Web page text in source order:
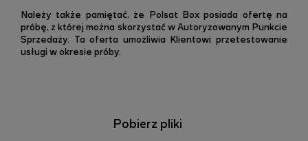
Należy także pamiętać, że Polsat Box posiada ofertę na
próbę, z której można skorzystać w Autoryzowanym Punkcie
Sprzedaży. Ta oferta umożliwia Klientowi przetestowanie
usługi w okresie próby.
Pobierz pliki